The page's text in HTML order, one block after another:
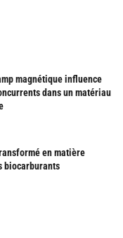
magnétique influence
dans un matériau
en matière
biocarburants